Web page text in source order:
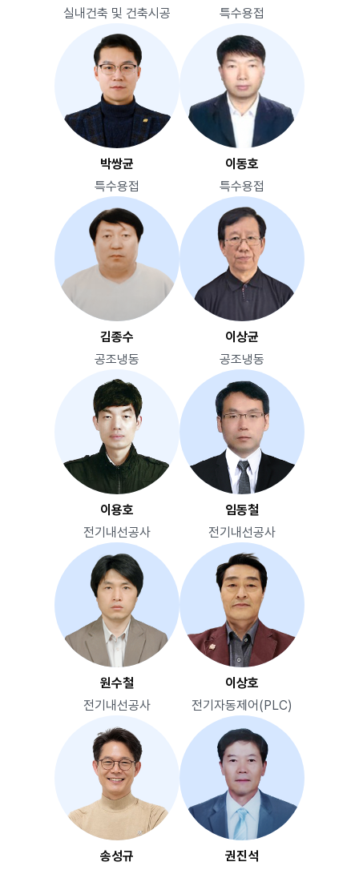
실내건축 및 건축시공 특수용접
박쌍균
특수용접
이동호
특수용접
김종수
공조냉동
이상균
공조냉동
이용호
전기내선공사
임동철
전기내선공사
원수철
전기내선공사
이상호
전기자동제어(PLC)
송성규
권진석